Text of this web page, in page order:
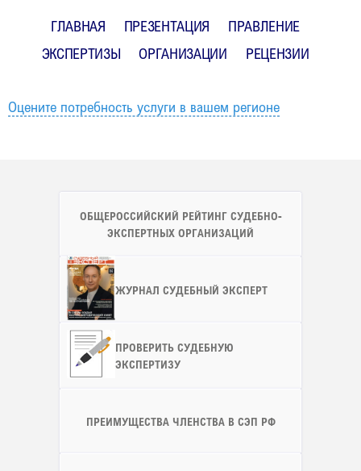
ГЛАВНАЯ ПРЕЗЕНТАЦИЯ
ПРАВЛЕНИЕ
ЭКСПЕРТИЗЫ
ОРГАНИЗАЦИИ РЕЦЕНЗИИ
Оцените потребность услуги в вашем регионе
ОБЩЕРОССИЙСКИЙ РЕЙТИНГ СУДЕБНО-
ЭКСПЕРТНЫХ ОРГАНИЗАЦИЙ
ЖУРНАЛ СУДЕБНЫЙ ЭКСПЕРТ
ПРОВЕРИТЬ СУДЕБНУЮ
ЭКСПЕРТИЗУ
ПРЕИМУЩЕСТВА ЧЛЕНСТВА В СЭП РФ